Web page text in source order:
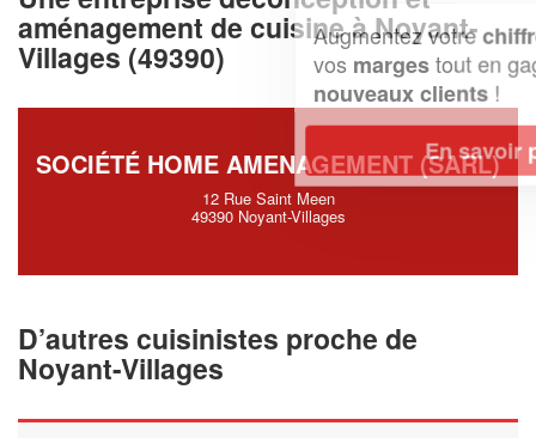
aménagement de cuisine à Noyant-
Villages (49390)
SOCIÉTÉ HOME AMENAGEMENT (SARL)
12 Rue Saint Meen
49390 Noyant-Villages
D’autres cuisinistes proche de
Noyant-Villages
Augmentez votrechiffre d'affaireset
vosmarges
tout en gagnant de
nouveaux clients!
En savoir plus